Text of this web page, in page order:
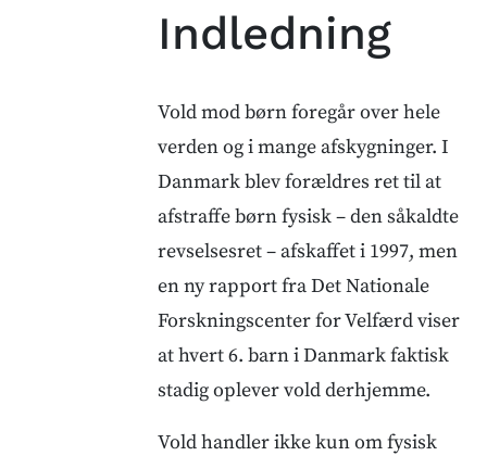
Indledning
Vold mod børn foregår over hele
verden og i mange afskygninger. I
Danmark blev forældres ret til at
afstraffe børn fysisk – den såkaldte
revselsesret – afskaffet i 1997, men
en ny rapport fra Det Nationale
Forskningscenter for Velfærd viser
at hvert 6. barn i Danmark faktisk
stadig oplever vold derhjemme.
Vold handler ikke kun om fysisk